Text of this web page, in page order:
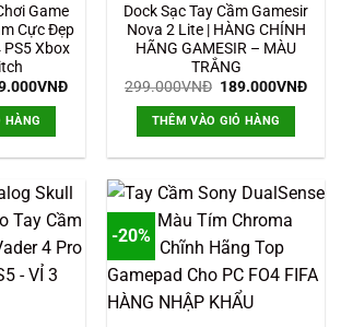
Game
Cực Đẹp
PS5 Xbox
VNĐGiá
199.000VNĐ.
HÀNG
Dock Sạc Tay Cầm Gamesir
Nova 2 Lite | HÀNG CHÍNH
HÃNG GAMESIR – MÀU
TRẮNG
299.000VNĐ Giá
là:
299.000VNĐ.
189.000VNĐGiá
THÊM VÀO GIỎ HÀNG
-20%